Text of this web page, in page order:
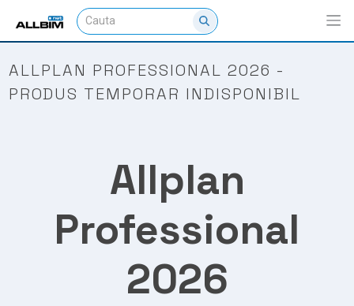
ALLPLAN PROFESSIONAL 2026 -
PRODUS TEMPORAR INDISPONIBIL
Allplan
Professional
2026